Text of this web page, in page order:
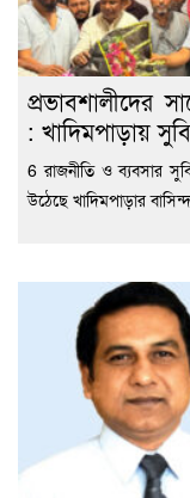
প্রভাবশালীদের
: খাদিমপাড়ায়
6 রাজনীতি ও ব্যবসার
উঠেছে খাদিমপাড়ার